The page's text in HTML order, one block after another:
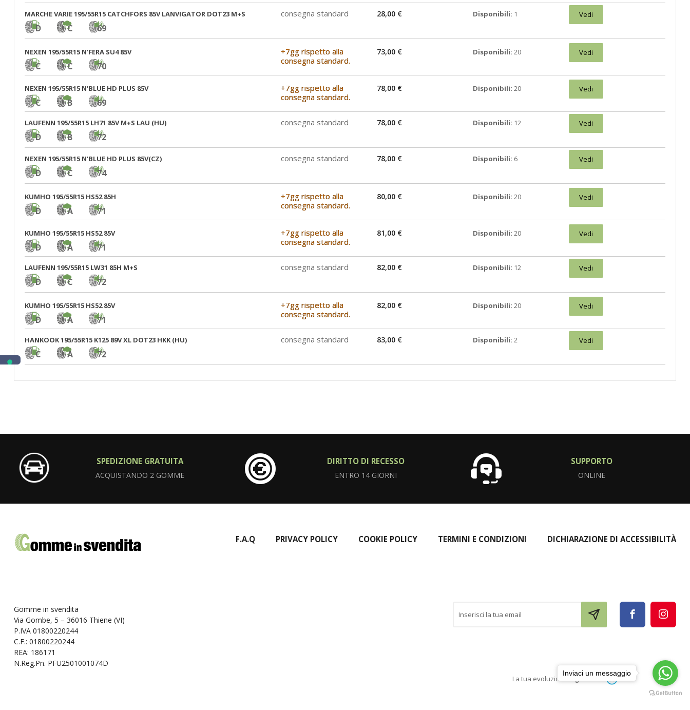
MARCHE VARIE 195/55R15 CATCHFORS 85V LANVIGATOR DOT23 M+S
D C 69
consegna standard 28,00 € Disponibili: 1 Vedi
NEXEN 195/55R15 N'FERA SU4 85V
C C 70
+7gg rispetto alla
consegna standard.
73,00 € Disponibili: 20 Vedi
NEXEN 195/55R15 N'BLUE HD PLUS 85V
C B 69
+7gg rispetto alla
consegna standard.
78,00 € Disponibili: 20 Vedi
LAUFENN 195/55R15 LH71 85V M+S LAU (HU)
D B 72
consegna standard 78,00 € Disponibili: 12 Vedi
NEXEN 195/55R15 N'BLUE HD PLUS 85V(CZ)
D C 74
consegna standard 78,00 € Disponibili: 6 Vedi
KUMHO 195/55R15 HS52 85H
D A 71
+7gg rispetto alla
consegna standard.
80,00 € Disponibili: 20 Vedi
KUMHO 195/55R15 HS52 85V
D A 71
+7gg rispetto alla
consegna standard.
81,00 € Disponibili: 20 Vedi
LAUFENN 195/55R15 LW31 85H M+S
D C 72
consegna standard 82,00 € Disponibili: 12 Vedi
KUMHO 195/55R15 HS52 85V
D A 71
+7gg rispetto alla
consegna standard.
82,00 € Disponibili: 20 Vedi
HANKOOK 195/55R15 K125 89V XL DOT23 HKK (HU)
C A 72
consegna standard 83,00 € Disponibili: 2 Vedi
SPEDIZIONE GRATUITA
ACQUISTANDO 2 GOMME
DIRITTO DI RECESSO
ENTRO 14 GIORNI
SUPPORTO
ONLINE
F.A.Q PRIVACY POLICY COOKIE POLICY TERMINI E CONDIZIONI DICHIARAZIONE DI ACCESSIBILITÀ
Gomme in svendita
Via Gombe, 5 – 36016 Thiene (VI)
P.IVA 01800220244
C.F.: 01800220244
REA: 186171
N.Reg.Pn. PFU2501001074D
La tua evoluzione digitale con
Inviaci un messaggio